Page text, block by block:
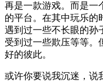
再是一款游戏。而是一
的平台。在其中玩乐的
遇到过一些不长眼的孙
受到过一些欺压等等。
好的彼此。
或许你要说我沉迷，说